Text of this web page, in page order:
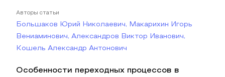
Авторы статьи
Большаков Юрий Николаевич, Макарихин Игорь
Вениаминович, Александров Виктор Иванович,
Кошель Александр Антонович
Особенности переходных процессов в